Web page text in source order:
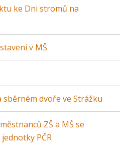
ke Dni stromů na
v MŠ
sběrném dvoře ve Strážku
ZŠ a MŠ se
PČR